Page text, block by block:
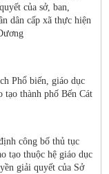
của sở, ban,
dân cấp xã thực hiện
Phổ biến, giáo dục
tạo thành phố Bến Cát
công bố thủ tục
tạo thuộc hệ giáo dục
giải quyết của Sở